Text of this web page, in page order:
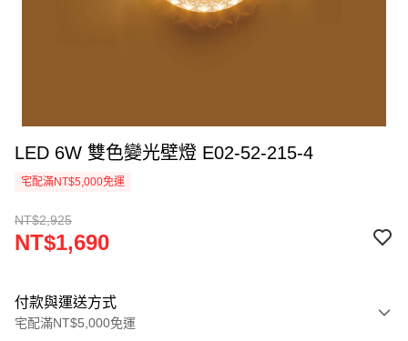
LED 6W 雙色變光壁燈 E02-52-215-4
宅配滿NT$5,000免運
NT$2,925
NT$1,690
付款與運送方式
宅配滿NT$5,000免運